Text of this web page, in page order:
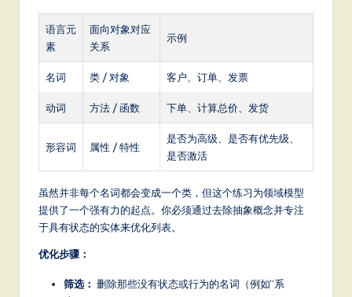
语言元
素
面向对象对应
关系
示例
名词 类 / 对象 客户、订单、发票
动词 方法 / 函数 下单、计算总价、发货
形容词 属性 / 特性
是否为高级、是否有优先级、
是否激活
虽然并非每个名词都会变成一个类，但这个练习为领域模型
提供了一个强有力的起点。你必须通过去除抽象概念并专注
于具有状态的实体来优化列表。
优化步骤：
筛选： 删除那些没有状态或行为的名词（例如“系